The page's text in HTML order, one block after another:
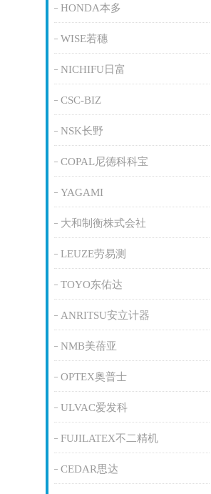
HONDA本多
WISE若穗
NICHIFU日富
CSC-BIZ
NSK长野
COPAL尼德科科宝
YAGAMI
大和制衡株式会社
LEUZE劳易测
TOYO东佑达
ANRITSU安立计器
NMB美蓓亚
OPTEX奥普士
ULVAC爱发科
FUJILATEX不二精机
CEDAR思达